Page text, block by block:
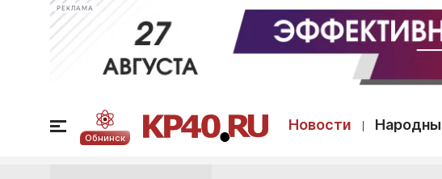
РЕКЛАМА
Обнинск
Новости